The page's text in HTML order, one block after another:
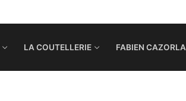
LA COUTELLERIE FABIEN CAZORLA